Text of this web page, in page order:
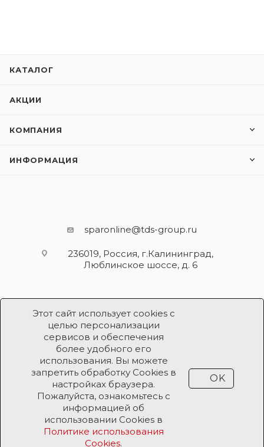
Этот сайт использует cookies с
целью персонализации
сервисов и обеспечения
более удобного его
использования. Вы можете
запретить обработку Cookies в
настройках браузера.
Пожалуйста, ознакомьтесь с
информацией об
использовании Cookies в
Политике использования
Cookies.
OK
КАТАЛОГ
АКЦИИ
КОМПАНИЯ
ИНФОРМАЦИЯ
sparonline@tds-group.ru
236019, Россия, г.Калининград,
Люблинское шоссе, д. 6
Разработка и поддержка
Продвижение проекта ООО «Робот Икс»
Все права защищены ООО «Робот Икс» 2026 ©